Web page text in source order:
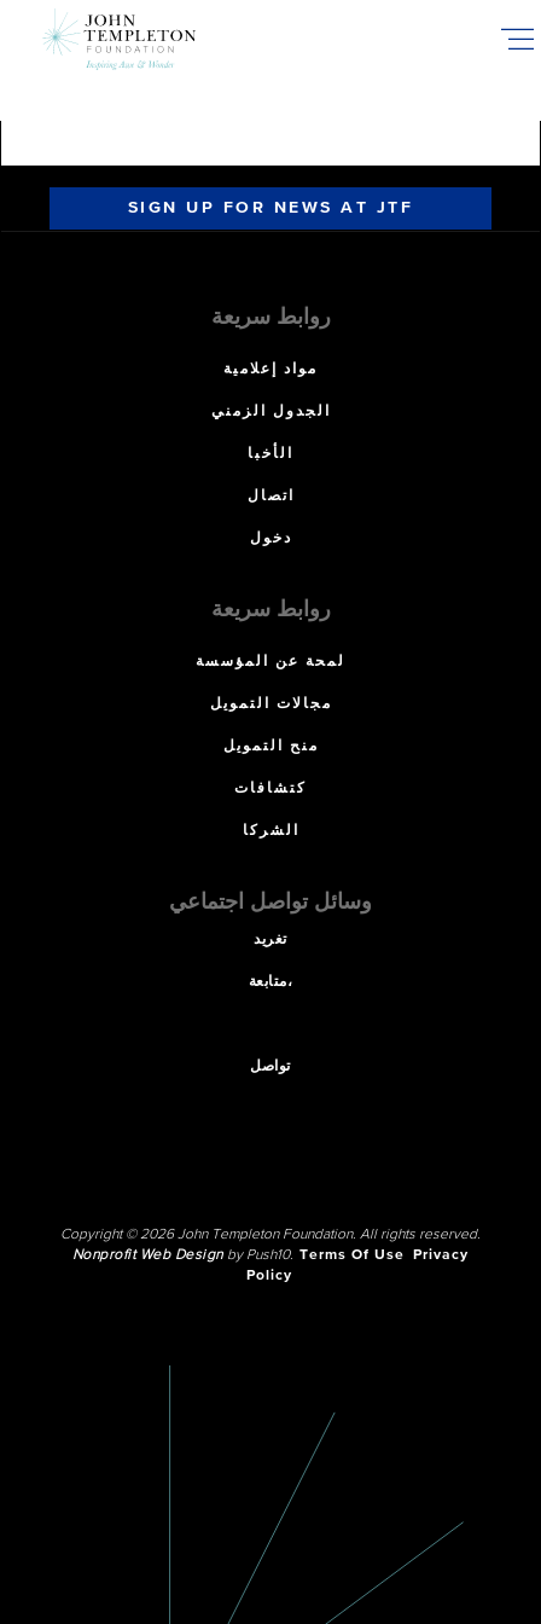
SIGN UP FOR NEWS AT JTF
روابط سريعة
مواد إعلامية
الجدول الزمني
الأخبا
اتصال
دخول
روابط سريعة
لمحة عن المؤسسة
مجالات التمويل
منح التمويل
كتشافات
الشركا
وسائل تواصل اجتماعي
تغريد
متابعة،
تواصل
Copyright © 2026 John Templeton Foundation. All rights reserved.
Nonprofit Web Designby Push10. Terms Of Use
Privacy
Policy